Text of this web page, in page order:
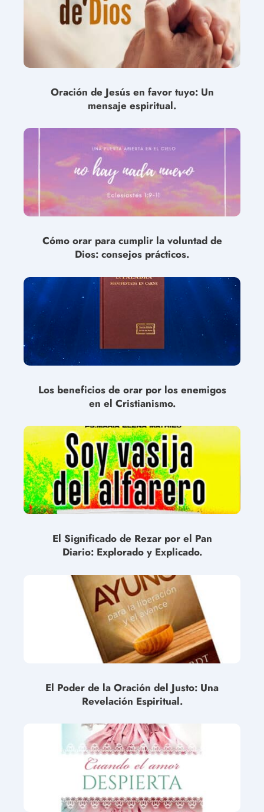
Oración de Jesús en favor tuyo: Un
mensaje espiritual.
Cómo orar para cumplir la voluntad de
Dios: consejos prácticos.
Los beneficios de orar por los enemigos
en el Cristianismo.
El Significado de Rezar por el Pan
Diario: Explorado y Explicado.
El Poder de la Oración del Justo: Una
Revelación Espiritual.